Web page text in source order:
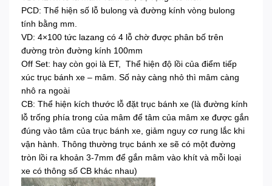
PCD: Thể hiện số lỗ bulong và đường kính vòng bulong
tính bằng mm.
VD: 4×100 tức lazang có 4 lỗ chờ được phân bố trên
đường tròn đường kính 100mm
Off Set: hay còn gọi là ET, Thể hiện độ lồi của điểm tiếp
xúc trục bánh xe – mâm. Số này càng nhỏ thì mâm càng
nhô ra ngoài
CB: Thể hiện kích thước lỗ đặt trục bánh xe (là đường kính
lỗ trống phía trong của mâm để tâm của mâm xe được gắn
đúng vào tâm của trục bánh xe, giảm nguy cơ rung lắc khi
vận hành. Thông thường trục bánh xe sẽ có một đường
tròn lồi ra khoản 3-7mm để gắn mâm vào khít và mỗi loại
xe có thông số CB khác nhau)